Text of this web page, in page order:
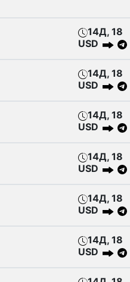
14Д, 18
USD
14Д, 18
USD
14Д, 18
USD
14Д, 18
USD
14Д, 18
USD
14Д, 18
USD